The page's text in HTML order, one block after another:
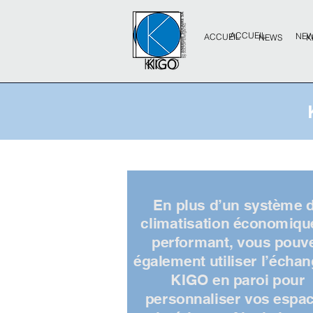
ACCUEIL
ACCUEIL NEWS
En plus d’un système
climatisation
performant, vous
également utiliser
KIGO en paroi pour
personnaliser vos